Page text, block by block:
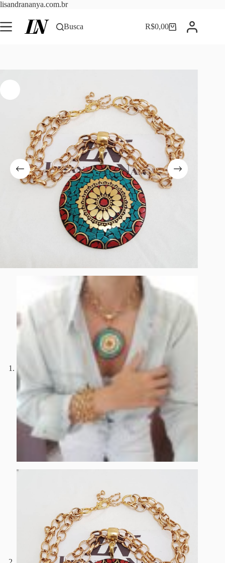
lisandrananya.com.brPular
o
conteúdo
Busca Carrinho
R$0,00